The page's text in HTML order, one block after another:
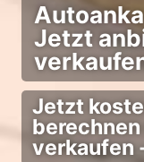
Jetzt
Jetzt
verkaufen